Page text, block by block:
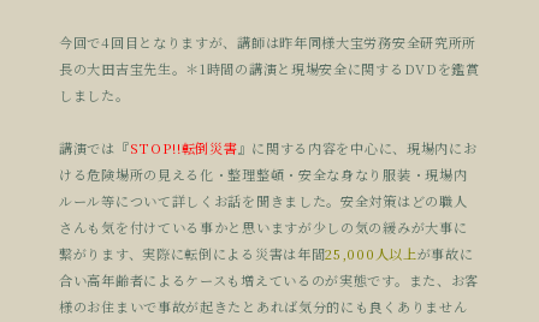
今回で4回目となりますが、講師は昨年同様大宝労務安全研究所所
長の大田吉宝先生。＊1時間の講演と現場安全に関するDVDを鑑賞
しました。
講演では『STOP!!転倒災害』に関する内容を中心に、現場内にお
ける危険場所の見える化・整理整頓・安全な身なり服装・現場内
ルール等について詳しくお話を聞きました。安全対策はどの職人
さんも気を付けている事かと思いますが少しの気の緩みが大事に
繋がります、実際に転倒による災害は年間25,000人以上が事故に
合い高年齢者によるケースも増えているのが実態です。また、お客
様のお住まいで事故が起きたとあれば気分的にも良くありません